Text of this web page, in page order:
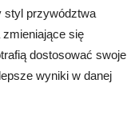
styl przywództwa
się
dostosować swoje
wyniki w danej